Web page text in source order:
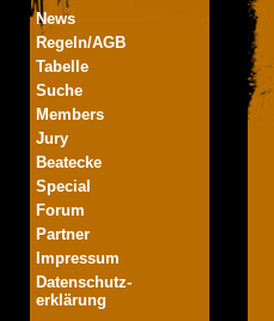
News
Regeln/AGB
Tabelle
Suche
Members
Jury
Beatecke
Special
Forum
Partner
Impressum
Datenschutz-
erklärung